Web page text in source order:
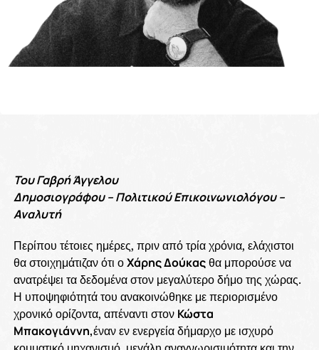
Του Γαβρή Άγγελου
Δημοσιογράφου – Πολιτικού Επικοινωνιολόγου –
Αναλυτή
Περίπου τέτοιες ημέρες, πριν από τρία χρόνια, ελάχιστοι
θα στοιχημάτιζαν ότι οΧάρης Δούκαςθα μπορούσε να
ανατρέψει τα δεδομένα στον μεγαλύτερο δήμο της χώρας.
Η υποψηφιότητά του ανακοινώθηκε με περιορισμένο
χρονικό ορίζοντα, απέναντι στον Κώστα
Μπακογιάννη,έναν εν ενεργεία δήμαρχο με ισχυρό